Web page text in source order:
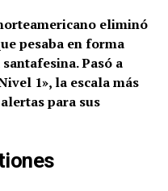
color de
de
de
eliminó
pesaba en forma
Pasó a
1», la escala más
para sus